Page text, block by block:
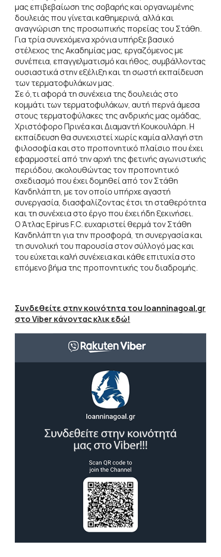
μας επιβεβαίωση της σοβαρής και οργανωμένης
δουλειάς που γίνεται καθημερινά, αλλά και
αναγνώριση της προσωπικής πορείας του Στάθη.
Για τρία συνεχόμενα χρόνια υπήρξε βασικό
στέλεχος της Ακαδημίας μας, εργαζόμενος με
συνέπεια, επαγγελματισμό και ήθος, συμβάλλοντας
ουσιαστικά στην εξέλιξη και τη σωστή εκπαίδευση
των τερματοφυλάκων μας.
Σε ό,τι αφορά τη συνέχεια της δουλειάς στο
κομμάτι των τερματοφυλάκων, αυτή περνά άμεσα
στους τερματοφύλακες της ανδρικής μας ομάδας,
Χριστόφορο Πρινέα και Διαμαντή Κουκουλάρη. Η
εκπαίδευση θα συνεχιστεί χωρίς καμία αλλαγή στη
φιλοσοφία και στο προπονητικό πλαίσιο που έχει
εφαρμοστεί από την αρχή της φετινής αγωνιστικής
περιόδου, ακολουθώντας τον προπονητικό
σχεδιασμό που έχει δομηθεί από τον Στάθη
Κανδηλάπτη, με τον οποίο υπήρχε αγαστή
συνεργασία, διασφαλίζοντας έτσι τη σταθερότητα
και τη συνέχεια στο έργο που έχει ήδη ξεκινήσει.
Ο Άτλας Epirus F.C. ευχαριστεί θερμά τον Στάθη
Κανδηλάπτη για την προσφορά, τη συνεργασία και
τη συνολική του παρουσία στον σύλλογό μας και
του εύχεται καλή συνέχεια και κάθε επιτυχία στο
επόμενο βήμα της προπονητικής του διαδρομής.
Συνδεθείτε στην κοινότητα του Ioanninagoal.gr
στο Viber κάνοντας κλικ εδώ!